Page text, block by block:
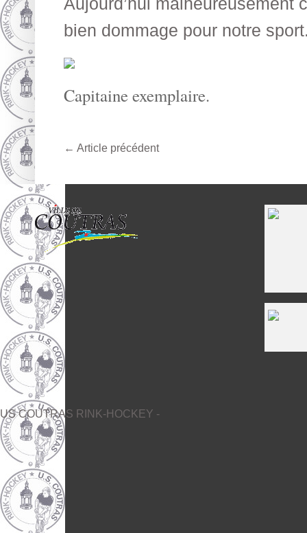
bien dommage pour notre
Capitaine exemplaire.
← Article précédent
US COUTRAS RINK-HOCKEY -